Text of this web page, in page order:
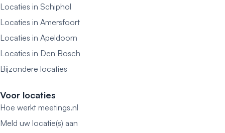
Locaties in Schiphol
Locaties in Amersfoort
Locaties in Apeldoorn
Locaties in Den Bosch
Bijzondere locaties
Voor locaties
Hoe werkt meetings.nl
Meld uw locatie(s) aan